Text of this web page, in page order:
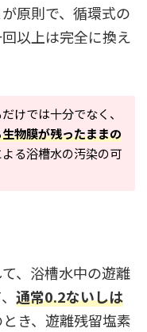
原則で、循環式の
以上は完全に換え
けでは十分でなく、
物膜が残ったままの
る浴槽水の汚染の可
、浴槽水中の遊離
通常0.2ないしは
き、遊離残留塩素